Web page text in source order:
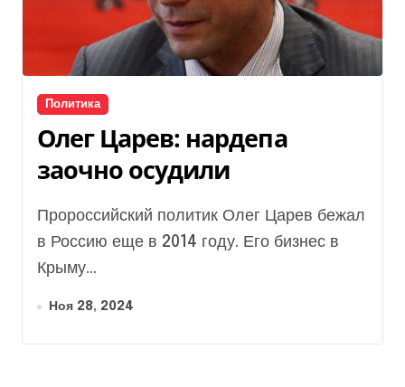
Политика
Олег Царев: нардепа
заочно осудили
Пророссийский политик Олег Царев бежал
в Россию еще в 2014 году. Его бизнес в
Крыму...
Ноя 28, 2024